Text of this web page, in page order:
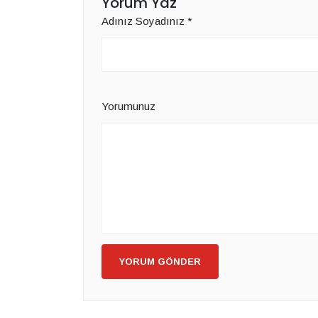
Adınız Soyadınız *
Yorumunuz
YORUM GÖNDER